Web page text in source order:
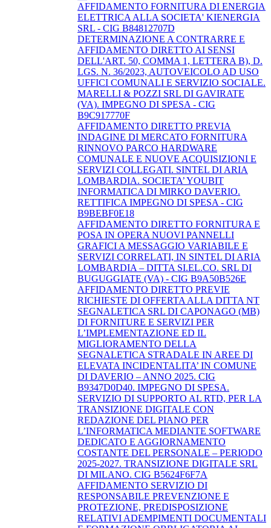
AFFIDAMENTO FORNITURA DI ENERGIA
ELETTRICA ALLA SOCIETA' KIENERGIA
SRL - CIG B84812707D
DETERMINAZIONE A CONTRARRE E
AFFIDAMENTO DIRETTO AI SENSI
DELL'ART. 50, COMMA 1, LETTERA B), D.
LGS. N. 36/2023, AUTOVEICOLO AD USO
UFFICI COMUNALI E SERVIZIO SOCIALE.
MARELLI & POZZI SRL DI GAVIRATE
(VA). IMPEGNO DI SPESA - CIG
B9C917770F
AFFIDAMENTO DIRETTO PREVIA
INDAGINE DI MERCATO FORNITURA
RINNOVO PARCO HARDWARE
COMUNALE E NUOVE ACQUISIZIONI E
SERVIZI COLLEGATI. SINTEL DI ARIA
LOMBARDIA. SOCIETA’ YOUBIT
INFORMATICA DI MIRKO DAVERIO.
RETTIFICA IMPEGNO DI SPESA - CIG
B9BEBF0E18
AFFIDAMENTO DIRETTO FORNITURA E
POSA IN OPERA NUOVI PANNELLI
GRAFICI A MESSAGGIO VARIABILE E
SERVIZI CORRELATI, IN SINTEL DI ARIA
LOMBARDIA – DITTA SI.EL.CO. SRL DI
BUGUGGIATE (VA) - CIG B9A50B526E
AFFIDAMENTO DIRETTO PREVIE
RICHIESTE DI OFFERTA ALLA DITTA NT
SEGNALETICA SRL DI CAPONAGO (MB)
DI FORNITURE E SERVIZI PER
L’IMPLEMENTAZIONE ED IL
MIGLIORAMENTO DELLA
SEGNALETICA STRADALE IN AREE DI
ELEVATA INCIDENTALITA’ IN COMUNE
DI DAVERIO – ANNO 2025. CIG
B9347D0D40. IMPEGNO DI SPESA.
SERVIZIO DI SUPPORTO AL RTD, PER LA
TRANSIZIONE DIGITALE CON
REDAZIONE DEL PIANO PER
L’INFORMATICA MEDIANTE SOFTWARE
DEDICATO E AGGIORNAMENTO
COSTANTE DEL PERSONALE – PERIODO
2025-2027. TRANSIZIONE DIGITALE SRL
DI MILANO. CIG B5624F6F7A
AFFIDAMENTO SERVIZIO DI
RESPONSABILE PREVENZIONE E
PROTEZIONE, PREDISPOSIZIONE
RELATIVI ADEMPIMENTI DOCUMENTALI